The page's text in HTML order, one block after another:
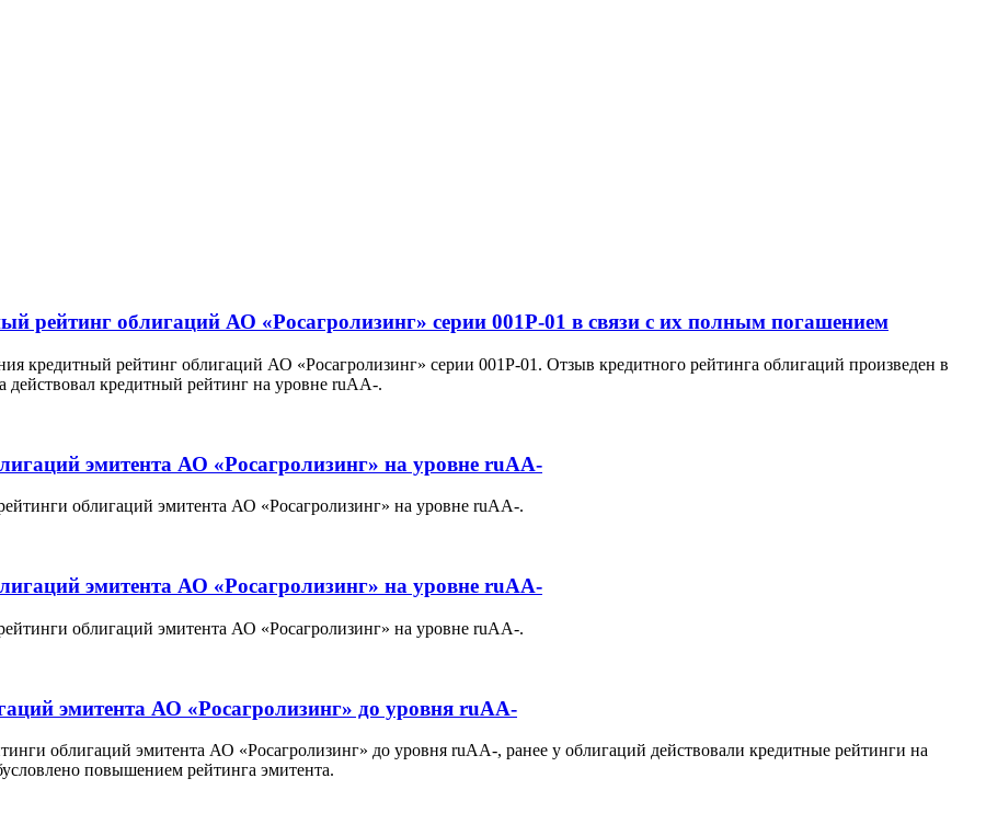
рейтинг облигаций АО «Росагролизинг» серии 001P-01 в связи с их полным погашением
кредитный рейтинг облигаций АО «Росагролизинг» серии 001P-01. Отзыв кредитного рейтинга облигаций произведен в
кредитный рейтинг на уровне ruAA-.
эмитента АО «Росагролизинг» на уровне ruAA-
облигаций эмитента АО «Росагролизинг» на уровне ruAA-.
эмитента АО «Росагролизинг» на уровне ruAA-
облигаций эмитента АО «Росагролизинг» на уровне ruAA-.
эмитента АО «Росагролизинг» до уровня ruAA-
облигаций эмитента АО «Росагролизинг» до уровня ruAA-, ранее у облигаций действовали кредитные рейтинги на
повышением рейтинга эмитента.